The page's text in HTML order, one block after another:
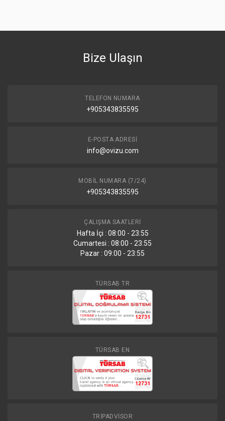
Bize Ulaşın
TELEFON NUMARA
+905343835595
E-POSTA ADRESI
info@ovizu.com
MOBIL NUMARA (7/24)
+905343835595
ÇALIŞMA SAATLERI
Hafta İçi : 08:00 - 23:55
Cumartesi : 08:00 - 23:55
Pazar : 09:00 - 23:55
TÜRSAB TR
TÜRSAB EN
TRİPADVİSOR